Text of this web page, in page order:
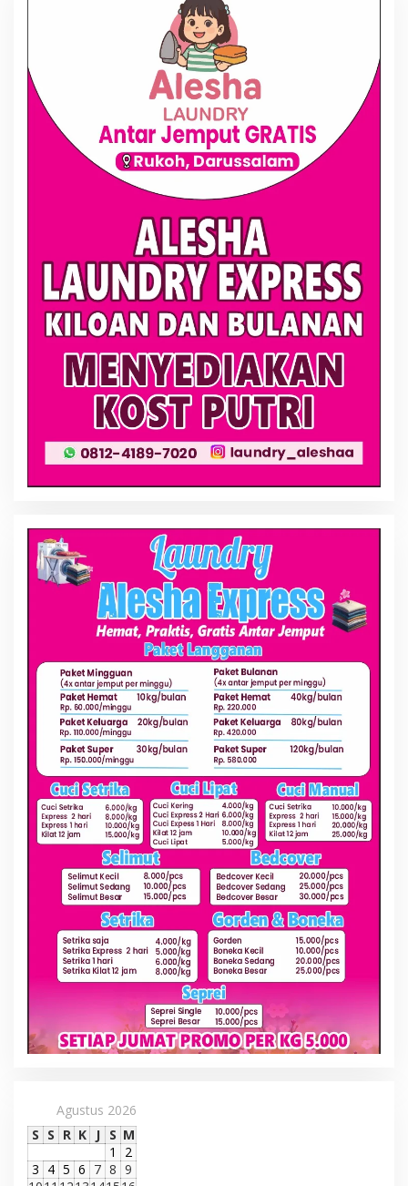
Agustus 2026
S S R K J S M
1
2
3 4 5 6 7 8 9